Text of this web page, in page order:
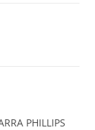
PHILLIPS